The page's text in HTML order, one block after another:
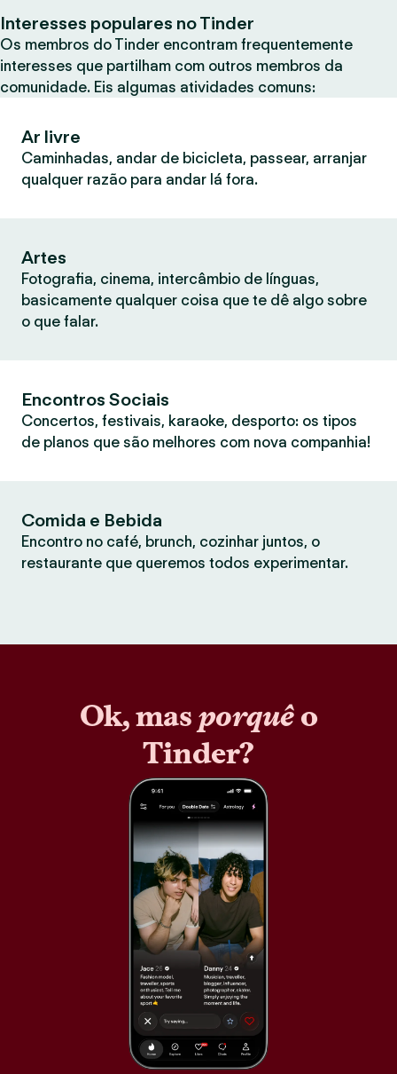
Interesses populares no Tinder
Os membros do Tinder encontram frequentemente
interesses que partilham com outros membros da
comunidade. Eis algumas atividades comuns:
Ar livre
Caminhadas, andar de bicicleta, passear, arranjar
qualquer razão para andar lá fora.
Artes
Fotografia, cinema, intercâmbio de línguas,
basicamente qualquer coisa que te dê algo sobre
o que falar.
Encontros Sociais
Concertos, festivais, karaoke, desporto: os tipos
de planos que são melhores com nova companhia!
Comida e Bebida
Encontro no café, brunch, cozinhar juntos, o
restaurante que queremos todos experimentar.
Ok, masporquêo
Tinder?